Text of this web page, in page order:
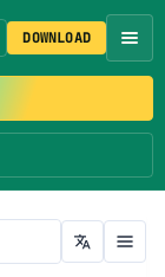
DOWNLOAD